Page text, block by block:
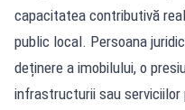
capacitatea contributivă
public local. Persoana
deținere a imobilului, o
infrastructurii sau